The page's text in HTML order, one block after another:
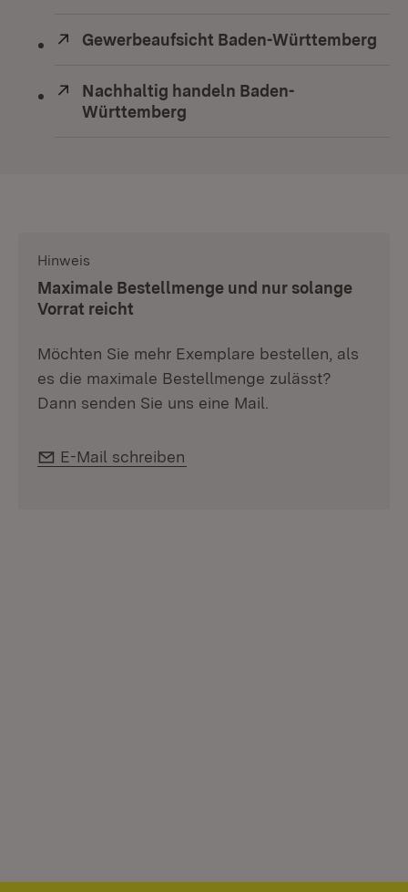
Extern:
Gewerbeaufsicht Baden-Württemberg
Extern:
Nachhaltig handeln Baden-
Württemberg
Hinweis
Maximale Bestellmenge und nur solange
Vorrat reicht
Möchten Sie mehr Exemplare bestellen, als
es die maximale Bestellmenge zulässt?
Dann senden Sie uns eine Mail.
E-Mail:
E-Mail schreiben